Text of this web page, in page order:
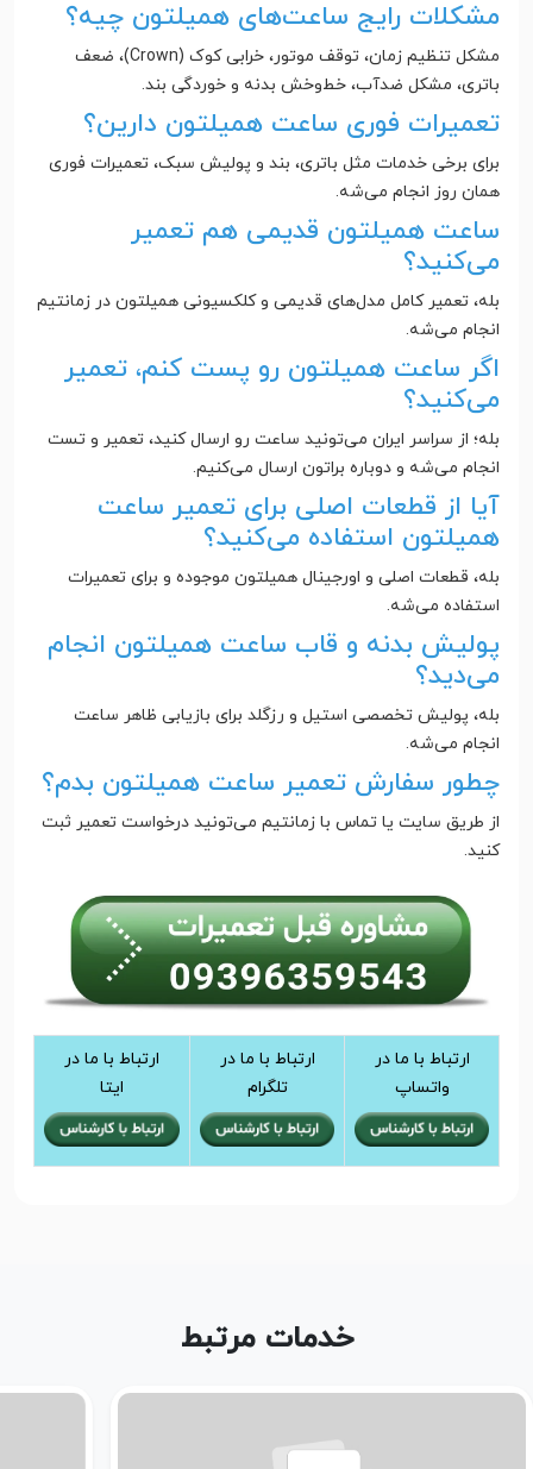
مشکلات رایج ساعت‌های همیلتون چیه؟
مشکل تنظیم زمان، توقف موتور، خرابی کوک (Crown)، ضعف
باتری، مشکل ضدآب، خط‌وخش بدنه و خوردگی بند.
تعمیرات فوری ساعت همیلتون دارین؟
برای برخی خدمات مثل باتری، بند و پولیش سبک، تعمیرات فوری
همان روز انجام می‌شه.
ساعت همیلتون قدیمی هم تعمیر
می‌کنید؟
بله، تعمیر کامل مدل‌های قدیمی و کلکسیونی همیلتون در زمانتیم
انجام می‌شه.
اگر ساعت همیلتون رو پست کنم، تعمیر
می‌کنید؟
بله؛ از سراسر ایران می‌تونید ساعت رو ارسال کنید، تعمیر و تست
انجام می‌شه و دوباره براتون ارسال می‌کنیم.
آیا از قطعات اصلی برای تعمیر ساعت
همیلتون استفاده می‌کنید؟
بله، قطعات اصلی و اورجینال همیلتون موجوده و برای تعمیرات
استفاده می‌شه.
پولیش بدنه و قاب ساعت همیلتون انجام
می‌دید؟
بله، پولیش تخصصی استیل و رزگلد برای بازیابی ظاهر ساعت
انجام می‌شه.
چطور سفارش تعمیر ساعت همیلتون بدم؟
از طریق سایت یا تماس با زمانتیم می‌تونید درخواست تعمیر ثبت
کنید.
ارتباط با ما در
واتساپ
ارتباط با ما در
تلگرام
ارتباط با ما در
ایتا
خدمات مرتبط